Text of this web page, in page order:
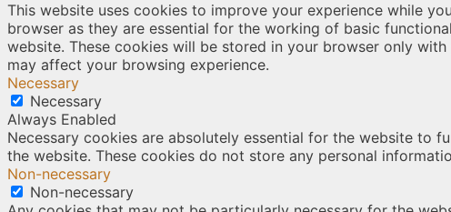
This website uses cookies to improve your experience while
browser as they are essential for the working of basic
website. These cookies will be stored in your browser only
may affect your browsing experience.
Necessary
Necessary
Always Enabled
Necessary cookies are absolutely essential for the website to
the website. These cookies do not store any personal
Non-necessary
Non-necessary